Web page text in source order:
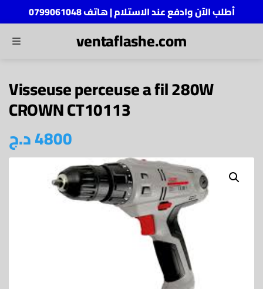
أطلب الآن وادفع عند الاستلام | هاتف 0799061048
MENU ventaflashe.com
Visseuse perceuse a fil 280W
CROWN CT10113
4800د.ج